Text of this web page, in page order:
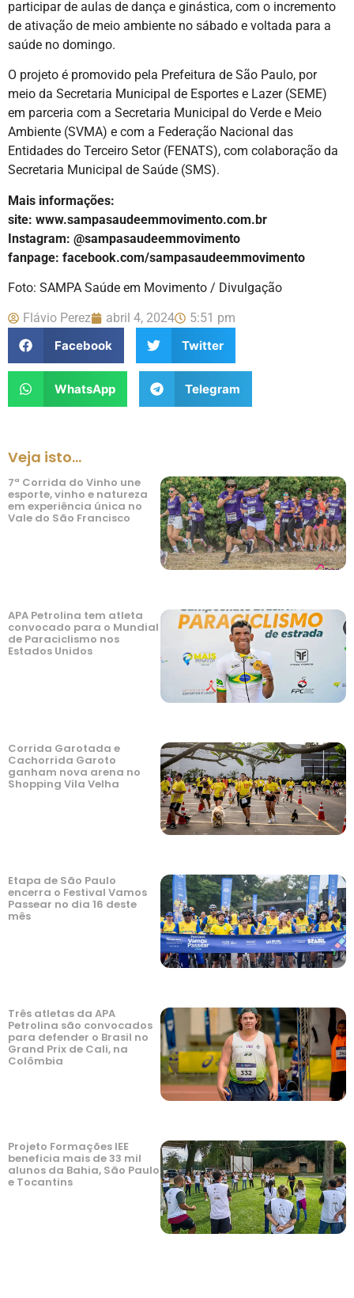
participar de aulas de dança e ginástica, com o incremento
de ativação de meio ambiente no sábado e voltada para a
saúde no domingo.
O projeto é promovido pela Prefeitura de São Paulo, por
meio da Secretaria Municipal de Esportes e Lazer (SEME)
em parceria com a Secretaria Municipal do Verde e Meio
Ambiente (SVMA) e com a Federação Nacional das
Entidades do Terceiro Setor (FENATS), com colaboração da
Secretaria Municipal de Saúde (SMS).
Mais informações:
site: www.sampasaudeemmovimento.com.br
Instagram: @sampasaudeemmovimento
fanpage: facebook.com/sampasaudeemmovimento
Foto: SAMPA Saúde em Movimento / Divulgação
Flávio Perez abril 4, 2024
5:51 pm
Facebook
Twitter
WhatsApp Telegram
Veja isto...
7ª Corrida do Vinho une
esporte, vinho e natureza
em experiência única no
Vale do São Francisco
APA Petrolina tem atleta
convocado para o Mundial
de Paraciclismo nos
Estados Unidos
Corrida Garotada e
Cachorrida Garoto
ganham nova arena no
Shopping Vila Velha
Etapa de São Paulo
encerra o Festival Vamos
Passear no dia 16 deste
mês
Três atletas da APA
Petrolina são convocados
para defender o Brasil no
Grand Prix de Cali, na
Colômbia
Projeto Formações IEE
beneficia mais de 33 mil
alunos da Bahia, São Paulo
e Tocantins